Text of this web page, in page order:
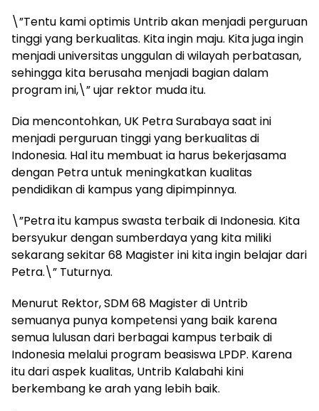
\”Tentu kami optimis Untrib akan menjadi perguruan
tinggi yang berkualitas. Kita ingin maju. Kita juga ingin
menjadi universitas unggulan di wilayah perbatasan,
sehingga kita berusaha menjadi bagian dalam
program ini,\” ujar rektor muda itu.
Dia mencontohkan, UK Petra Surabaya saat ini
menjadi perguruan tinggi yang berkualitas di
Indonesia. Hal itu membuat ia harus bekerjasama
dengan Petra untuk meningkatkan kualitas
pendidikan di kampus yang dipimpinnya.
\”Petra itu kampus swasta terbaik di Indonesia. Kita
bersyukur dengan sumberdaya yang kita miliki
sekarang sekitar 68 Magister ini kita ingin belajar dari
Petra.\” Tuturnya.
Menurut Rektor, SDM 68 Magister di Untrib
semuanya punya kompetensi yang baik karena
semua lulusan dari berbagai kampus terbaik di
Indonesia melalui program beasiswa LPDP. Karena
itu dari aspek kualitas, Untrib Kalabahi kini
berkembang ke arah yang lebih baik.